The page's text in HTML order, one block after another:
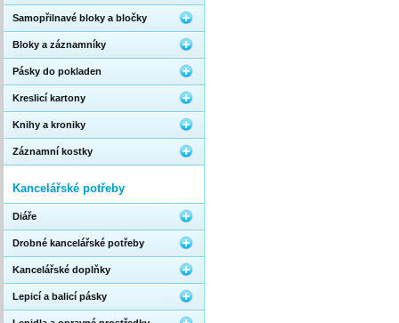
Samopřilnavé bloky a bločky
Bloky a záznamníky
Pásky do pokladen
Kreslicí kartony
Knihy a kroniky
Záznamní kostky
Kancelářské potřeby
Diáře
Drobné kancelářské potřeby
Kancelářské doplňky
Lepicí a balicí pásky